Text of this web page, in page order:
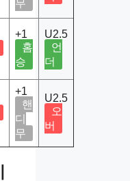
무
+1
홈
승
U2.5
언
더
+1
핸
디
무
U2.5
오
버